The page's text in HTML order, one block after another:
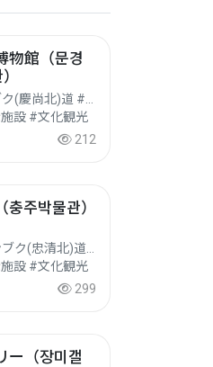
物館（문경
設 #文化観光
212
주박물관）
設 #文化観光
299
ー（장미갤